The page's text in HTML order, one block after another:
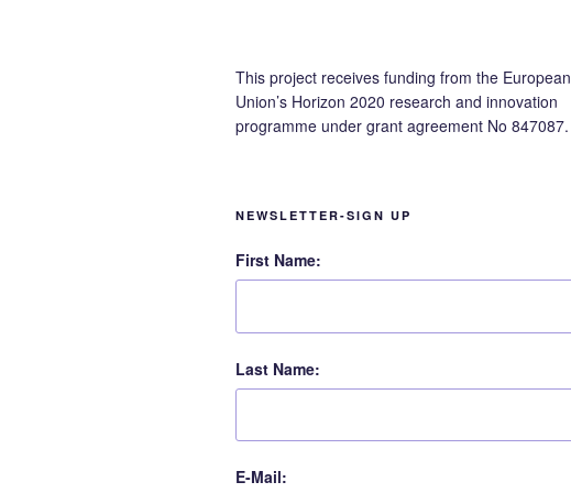
This project receives funding from the European
Union’s Horizon 2020 research and innovation
programme under grant agreement No 847087.
NEWSLETTER-SIGN UP
First Name:
Last Name:
E-Mail: